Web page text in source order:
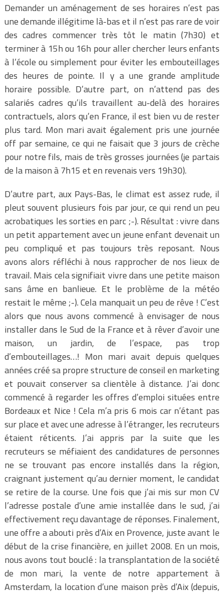
Demander un aménagement de ses horaires n’est pas
une demande illégitime là-bas et il n’est pas rare de voir
des cadres commencer très tôt le matin (7h30) et
terminer à 15h ou 16h pour aller chercher leurs enfants
à l’école ou simplement pour éviter les embouteillages
des heures de pointe. Il y a une grande amplitude
horaire possible. D’autre part, on n’attend pas des
salariés cadres qu’ils travaillent au-delà des horaires
contractuels, alors qu’en France, il est bien vu de rester
plus tard. Mon mari avait également pris une journée
off par semaine, ce qui ne faisait que 3 jours de crèche
pour notre fils, mais de très grosses journées (je partais
de la maison à 7h15 et en revenais vers 19h30).
D’autre part, aux Pays-Bas, le climat est assez rude, il
pleut souvent plusieurs fois par jour, ce qui rend un peu
acrobatiques les sorties en parc ;-). Résultat : vivre dans
un petit appartement avec un jeune enfant devenait un
peu compliqué et pas toujours très reposant. Nous
avons alors réfléchi à nous rapprocher de nos lieux de
travail. Mais cela signifiait vivre dans une petite maison
sans âme en banlieue. Et le problème de la météo
restait le même ;-). Cela manquait un peu de rêve ! C’est
alors que nous avons commencé à envisager de nous
installer dans le Sud de la France et à rêver d’avoir une
maison, un jardin, de l’espace, pas trop
d’embouteillages…! Mon mari avait depuis quelques
années créé sa propre structure de conseil en marketing
et pouvait conserver sa clientèle à distance. J’ai donc
commencé à regarder les offres d’emploi situées entre
Bordeaux et Nice ! Cela m’a pris 6 mois car n’étant pas
sur place et avec une adresse à l’étranger, les recruteurs
étaient réticents. J’ai appris par la suite que les
recruteurs se méfiaient des candidatures de personnes
ne se trouvant pas encore installés dans la région,
craignant justement qu’au dernier moment, le candidat
se retire de la course. Une fois que j’ai mis sur mon CV
l’adresse postale d’une amie installée dans le sud, j’ai
effectivement reçu davantage de réponses. Finalement,
une offre a abouti près d’Aix en Provence, juste avant le
début de la crise financière, en juillet 2008. En un mois,
nous avons tout bouclé : la transplantation de la société
de mon mari, la vente de notre appartement à
Amsterdam, la location d’une maison près d’Aix (depuis,